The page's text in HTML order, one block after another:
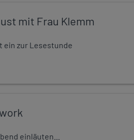
mit Frau Klemm
ein zur Lesestunde
einläuten...